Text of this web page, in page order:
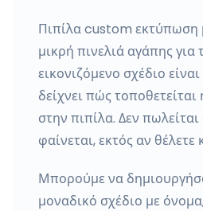
Πιπίλα custom εκτύπωση
μικρή πινελιά αγάπης
εικονιζόμενο σχέδιο
δείχνει πώς
στην πιπίλα. Δεν
φαίνεται, εκτός αν θέλετε
Μπορούμε να
μοναδικό σχέδιο με